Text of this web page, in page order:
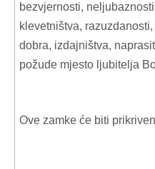
bezvjernosti,
klevetništva,
dobra, izdajništva,
požude mjesto ljubitelja
Ove zamke će biti